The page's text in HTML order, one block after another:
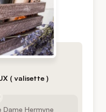
( valisette )
Dame Hermyne